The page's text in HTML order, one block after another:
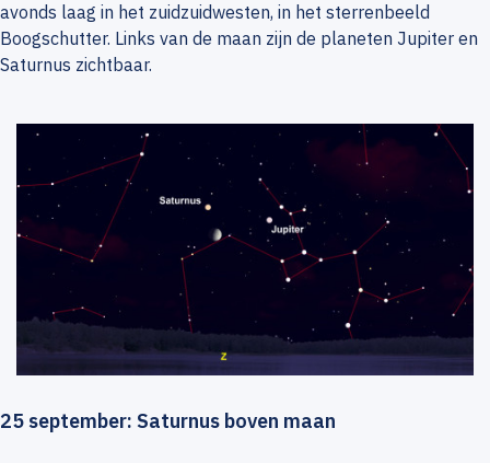
avonds laag in het zuidzuidwesten, in het sterrenbeeld
Boogschutter. Links van de maan zijn de planeten Jupiter en
Saturnus zichtbaar.
25 september: Saturnus boven maan